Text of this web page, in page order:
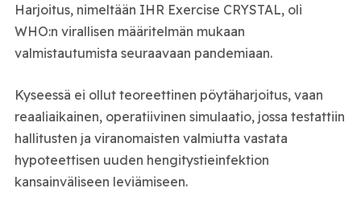
Harjoitus, nimeltään IHR Exercise CRYSTAL, oli
WHO:n virallisen määritelmän mukaan
valmistautumista seuraavaan pandemiaan.
Kyseessä ei ollut teoreettinen pöytäharjoitus, vaan
reaaliaikainen, operatiivinen simulaatio, jossa testattiin
hallitusten ja viranomaisten valmiutta vastata
hypoteettisen uuden hengitystieinfektion
kansainväliseen leviämiseen.